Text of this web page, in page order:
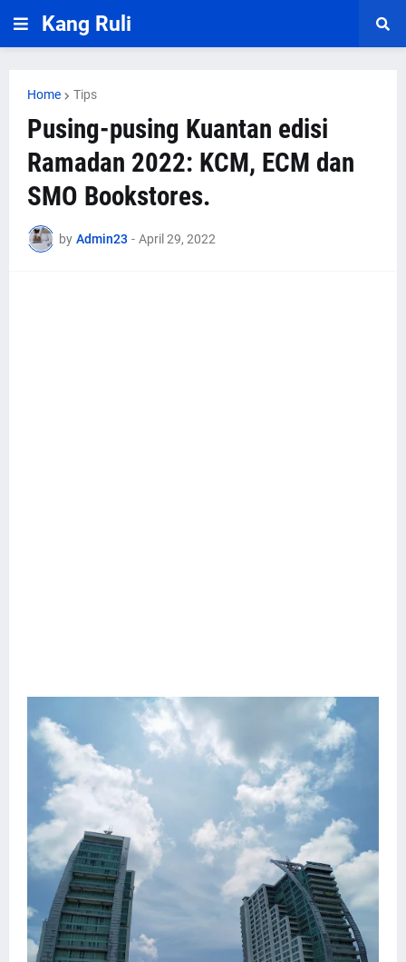
Kang Ruli
Home Tips
Pusing-pusing Kuantan edisi
Ramadan 2022: KCM, ECM dan
SMO Bookstores.
by Admin23 - April 29, 2022